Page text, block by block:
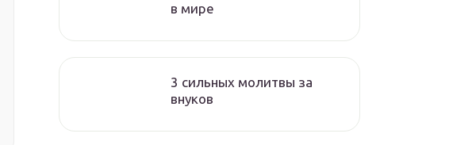
в мире
3 сильных молитвы за
внуков